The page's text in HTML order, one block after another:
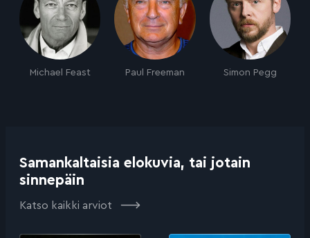
Michael Feast Paul Freeman Simon Pegg
Samankaltaisia elokuvia, tai jotain
sinnepäin
Katso kaikki arviot